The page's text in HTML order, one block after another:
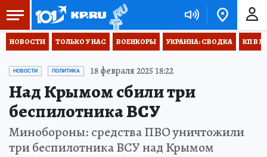
НОВОСТИ ТОЛЬКО У НАС ВОЕНКОРЫ УКРАИНА: СВОДКА КП В
НОВОСТИ ПОЛИТИКА 18 февраля 2025 18:22
Над Крымом сбили три
беспилотника ВСУ
Минобороны: средства ПВО уничтожили
три беспилотника ВСУ над Крымом